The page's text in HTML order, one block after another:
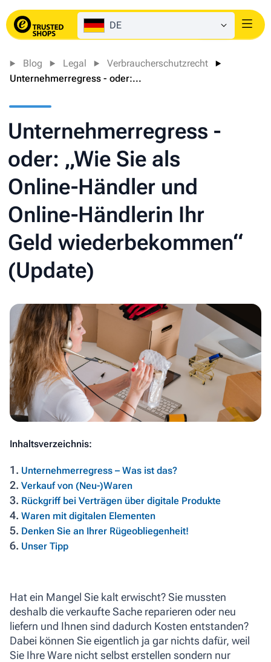
DE Login
Blog Legal
Verbraucherschutzrecht
Unternehmerregress - oder:...
Unternehmerregress -
oder: „Wie Sie als
Online-Händler und
Online-Händlerin Ihr
Geld wiederbekommen“
(Update)
Inhaltsverzeichnis:
1. Unternehmerregress – Was ist das?
2. Verkauf von (Neu-)Waren
3. Rückgriff bei Verträgen über digitale Produkte
4. Waren mit digitalen Elementen
5. Denken Sie an Ihrer Rügeobliegenheit!
6. Unser Tipp
Hat ein Mangel Sie kalt erwischt? Sie mussten
deshalb die verkaufte Sache reparieren oder neu
liefern und Ihnen sind dadurch Kosten entstanden?
Dabei können Sie eigentlich ja gar nichts dafür, weil
Sie Ihre Ware nicht selbst erstellen sondern nur